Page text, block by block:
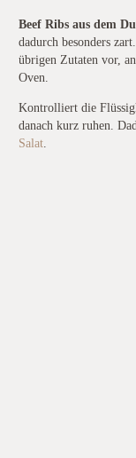
Beef Ribs aus dem
dadurch besonders
übrigen Zutaten vor,
Oven.
Kontrolliert die
danach kurz ruhen.
Salat